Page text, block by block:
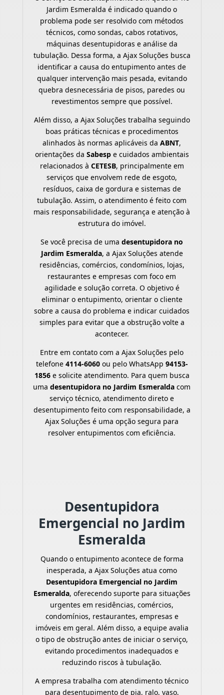
Jardim Esmeralda é indicado quando o
problema pode ser resolvido com métodos
técnicos, como sondas, cabos rotativos,
máquinas desentupidoras e análise da
tubulação. Dessa forma, a Ajax Soluções busca
identificar a causa do entupimento antes de
qualquer intervenção mais pesada, evitando
quebra desnecessária de pisos, paredes ou
revestimentos sempre que possível.
Além disso, a Ajax Soluções trabalha seguindo
boas práticas técnicas e procedimentos
alinhados às normas aplicáveis daABNT,
orientações da Sabespe cuidados ambientais
relacionados à CETESB, principalmente em
serviços que envolvem rede de esgoto,
resíduos, caixa de gordura e sistemas de
tubulação. Assim, o atendimento é feito com
mais responsabilidade, segurança e atenção à
estrutura do imóvel.
Se você precisa de umadesentupidora no
Jardim Esmeralda, a Ajax Soluções atende
residências, comércios, condomínios, lojas,
restaurantes e empresas com foco em
agilidade e solução correta. O objetivo é
eliminar o entupimento, orientar o cliente
sobre a causa do problema e indicar cuidados
simples para evitar que a obstrução volte a
acontecer.
Entre em contato com a Ajax Soluções pelo
telefone 4114-6060ou pelo WhatsApp 94153-
1856e solicite atendimento. Para quem busca
umadesentupidora no Jardim Esmeralda com
serviço técnico, atendimento direto e
desentupimento feito com responsabilidade, a
Ajax Soluções é uma opção segura para
resolver entupimentos com eficiência.
Desentupidora
Emergencial no Jardim
Esmeralda
Quando o entupimento acontece de forma
inesperada, a Ajax Soluções atua como
Desentupidora Emergencial no Jardim
Esmeralda, oferecendo suporte para situações
urgentes em residências, comércios,
condomínios, restaurantes, empresas e
imóveis em geral. Além disso, a equipe avalia
o tipo de obstrução antes de iniciar o serviço,
evitando procedimentos inadequados e
reduzindo riscos à tubulação.
A empresa trabalha com atendimento técnico
para desentupimento de pia, ralo, vaso,